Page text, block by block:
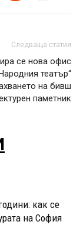
Следваща статия
се нова офис
театър“
на бивш
паметник
как се
на София